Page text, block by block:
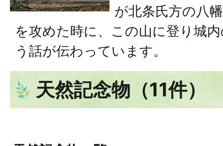
が北条氏方の八
を攻めた時に、この山に登り城
う話が伝わっています。
天然記念物（11件）